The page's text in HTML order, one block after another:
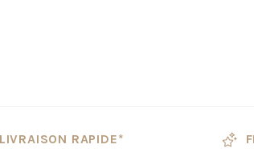
LIVRAISON RAPIDE*